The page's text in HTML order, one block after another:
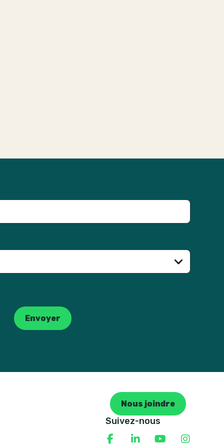
Envoyer
Nous joindre
Suivez-nous